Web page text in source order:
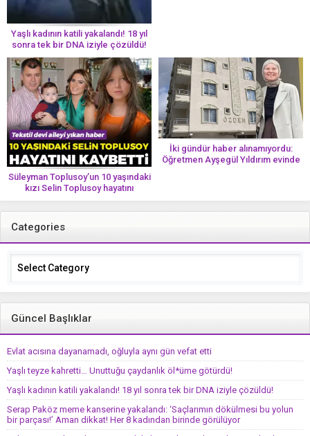
Yaşlı kadının katili yakalandı! 18 yıl
sonra tek bir DNA iziyle çözüldü!
Süleyman Toplusoy’un 10 yaşındaki
kızı Selin Toplusoy hayatını
kaybetti! ‘Ah dünya güzeli melek’
İki gündür haber alınamıyordu:
Öğretmen Ayşegül Yıldırım evinde
Categories
Categories
Güncel Başlıklar
Evlat acısına dayanamadı, oğluyla aynı gün vefat etti
Yaşlı teyze kahretti… Unuttuğu çaydanlık öl*üme götürdü!
Yaşlı kadının katili yakalandı! 18 yıl sonra tek bir DNA iziyle çözüldü!
Serap Paköz meme kanserine yakalandı: ‘Saçlarımın dökülmesi bu yolun
bir parçası!’ Aman dikkat! Her 8 kadından birinde görülüyor